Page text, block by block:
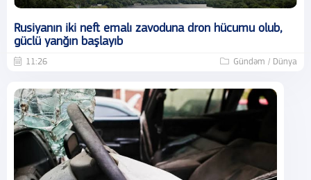
Rusiyanın iki neft emalı zavoduna dron hücumu olub,
güclü yanğın başlayıb
11:26 Gündəm / Dünya